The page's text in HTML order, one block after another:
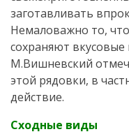
заготавливать
Немаловажно то,
сохраняют вкусовые
М.Вишневский
этой рядовки, в
действие.
Сходные виды